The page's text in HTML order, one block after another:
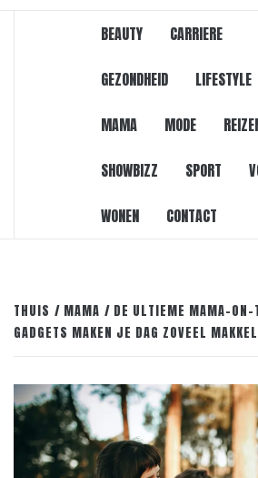
BEAUTY CARRIERE
GEZONDHEID LIFESTYLE
MAMA MODE
SHOWBIZZ SPORT
WONEN CONTACT
THUIS MAMA
DE ULTIEME MAMA-ON-
GADGETS MAKEN JE DAG ZOVEEL